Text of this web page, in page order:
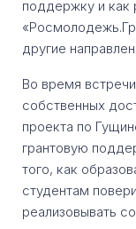
поддержку и как
другие
Во время
собственных
проекта по
грантовую
того, как
студентам
реализовывать